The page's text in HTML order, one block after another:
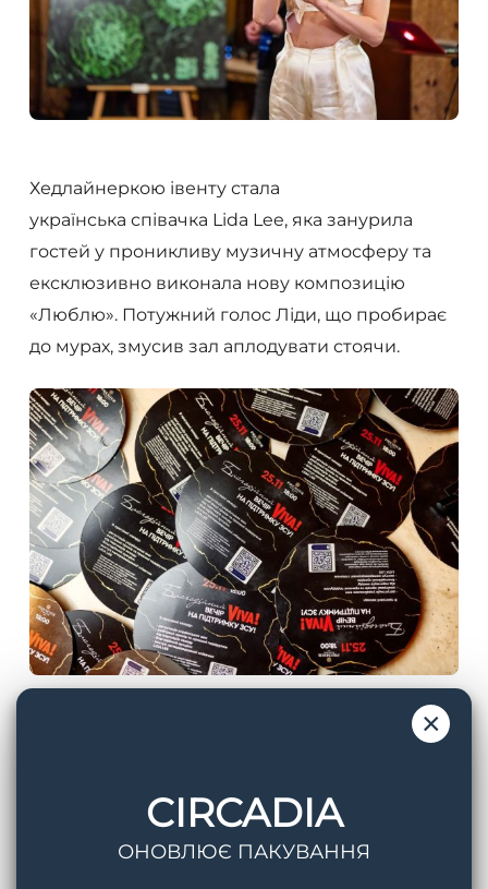
Хедлайнеркою івенту стала
українська співачка Lida Lee, яка занурила
гостей у проникливу музичну атмосферу та
ексклюзивно виконала нову композицію
«Люблю». Потужний голос Ліди, що пробирає
до мурах, змусив зал аплодувати стоячи.
Б’юті-подарунок від американського бренду
хронобіології — науці про природні циркадні
×
CIRCADIA
ОНОВЛЮЄ ПАКУВАННЯ